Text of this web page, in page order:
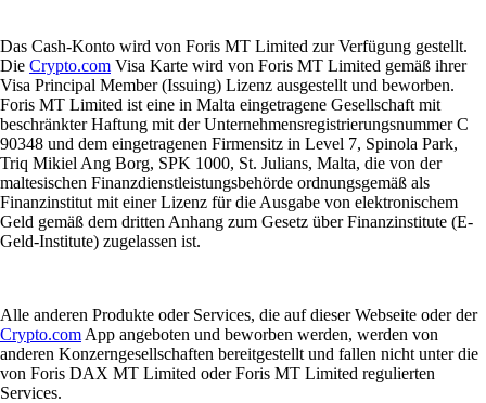
Das Cash-Konto wird von Foris MT Limited zur Verfügung gestellt.
Die Crypto.com Visa Karte wird von Foris MT Limited gemäß ihrer
Visa Principal Member (Issuing) Lizenz ausgestellt und beworben.
Foris MT Limited ist eine in Malta eingetragene Gesellschaft mit
beschränkter Haftung mit der Unternehmensregistrierungsnummer C
90348 und dem eingetragenen Firmensitz in Level 7, Spinola Park,
Triq Mikiel Ang Borg, SPK 1000, St. Julians, Malta, die von der
maltesischen Finanzdienstleistungsbehörde ordnungsgemäß als
Finanzinstitut mit einer Lizenz für die Ausgabe von elektronischem
Geld gemäß dem dritten Anhang zum Gesetz über Finanzinstitute (E-
Geld-Institute) zugelassen ist.
Alle anderen Produkte oder Services, die auf dieser Webseite oder der
Crypto.com App angeboten und beworben werden, werden von
anderen Konzerngesellschaften bereitgestellt und fallen nicht unter die
von Foris DAX MT Limited oder Foris MT Limited regulierten
Services.